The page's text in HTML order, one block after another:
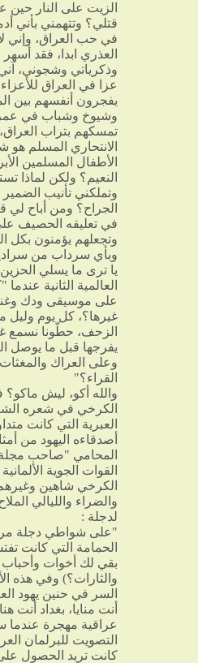
الزيت على النار
قتلي؟ وتتهمني بأني
في حب العراق، وإني
العذري ابدا، فقد
وذكرياتي وشجوني،
عزا في العراق
يفجرون أنفسهم بين
وشيوخ وشباب في عمر
تمسكهم بتراب
الانتحاري المسلم هو
الأطفال المسلمين
النعيم؟ ولكن لماذا
وتملكني تأنيب
الجراح؟ ومن أباح
في تعليقه الحصيف على
وتجعلهم يؤمنون بكل
وبأي سرداب من
يا ترى ما يسلي
العالمية الثانية
على موسيقى ودك
غيرها؟، كل يوم وليل
الزحف، حطّونا نسمع
يفرجها قبل ما يوصل
وعلى العراك والمغثات
القراء؟"
والله أكو، ليش ماكو؟
الكرخي في شعره
العبرية التي كانت
أصدقاءه اليهود من
المحامي "صاحب مجلة
القوات الجوية
الكرخي شاهين
والضراء والليالي
لدجلة :
"على شواطي دجلة مر،
الحمامة التي كانت
بقي لك أخوات
والثارات؟) وفي هذه
السر في حنين يهود
أنت منايا، بغداد أنت
عراقية مهجرة عندما
التصويت للبرلمان
كانت تريد الحصول